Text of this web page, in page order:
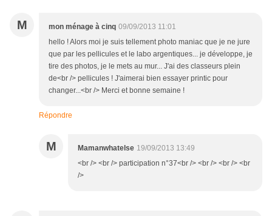
M mon ménage à cinq 09/09/2013 11:01
hello ! Alors moi je suis tellement photo maniac que je ne jure
que par les pellicules et le labo argentiques... je développe, je
tire des photos, je le mets au mur... J'ai des classeurs plein
de<br /> pellicules ! J'aimerai bien essayer printic pour
changer...<br /> Merci et bonne semaine !
Répondre
M Mamanwhatelse 19/09/2013 13:49
<br /> <br /> participation n°37<br /> <br /> <br /> <br
/>